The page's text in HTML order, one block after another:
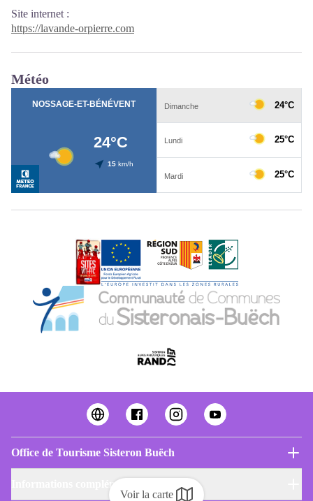
Voir la carte
Site internet :
https://lavande-orpierre.com
Météo
Office de Tourisme Sisteron Buëch
Informations complémentaires